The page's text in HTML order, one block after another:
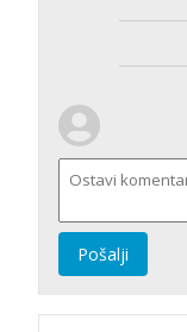
Pošalji